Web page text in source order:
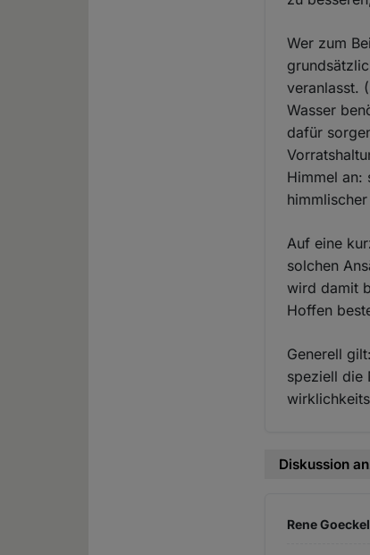
Wer zum
veranlasst.
Wasser
dafür
Himmel an:
Auf eine
solchen
wird damit
Hoffen
Generell
speziell die
Diskussion
Rene